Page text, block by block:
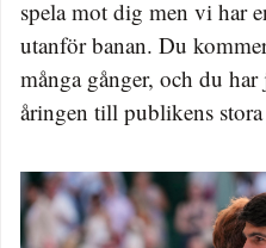
spela mot dig men vi har
utanför banan. Du
många gånger, och du
åringen till publikens